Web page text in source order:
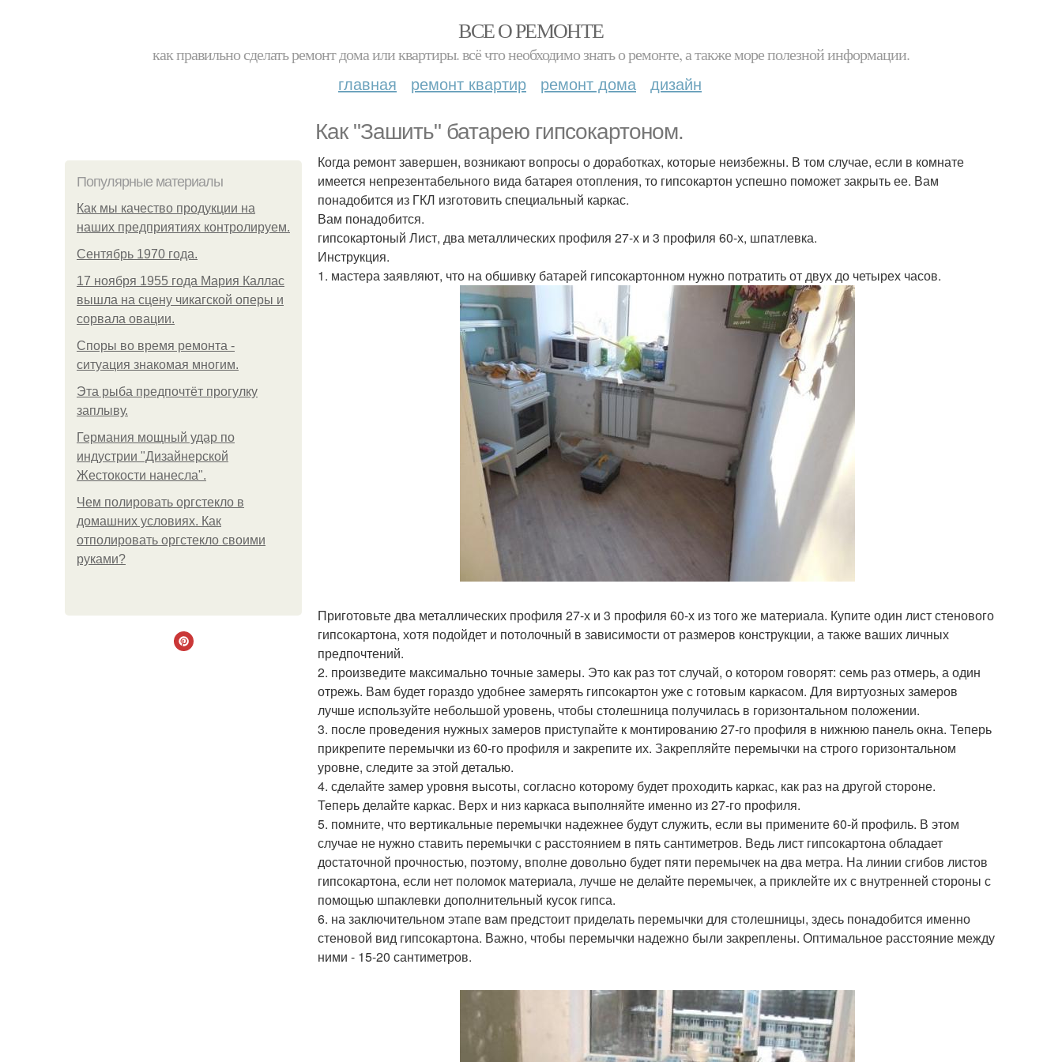
ВСЕ О РЕМОНТЕ
как правильно сделать ремонт дома или квартиры. всё что необходимо знать о ремонте, а также море полезной информации.
главная ремонт квартир ремонт дома дизайн
Как "Зашить" батарею гипсокартоном.
Популярные материалы
Как мы качество продукции на
наших предприятиях контролируем.
Сентябрь 1970 года.
17 ноября 1955 года Мария Каллас
вышла на сцену чикагской оперы и
сорвала овации.
Споры во время ремонта -
ситуация знакомая многим.
Эта рыба предпочтёт прогулку
заплыву.
Германия мощный удар по
индустрии "Дизайнерской
Жестокости нанесла".
Чем полировать оргстекло в
домашних условиях. Как
отполировать оргстекло своими
руками?
Когда ремонт завершен, возникают вопросы о доработках, которые неизбежны. В том случае, если в комнате
имеется непрезентабельного вида батарея отопления, то гипсокартон успешно поможет закрыть ее. Вам
понадобится из ГКЛ изготовить специальный каркас.
Вам понадобится.
гипсокартоный Лист, два металлических профиля 27-х и 3 профиля 60-х, шпатлевка.
Инструкция.
1. мастера заявляют, что на обшивку батарей гипсокартонном нужно потратить от двух до четырех часов.
Приготовьте два металлических профиля 27-х и 3 профиля 60-х из того же материала. Купите один лист стенового
гипсокартона, хотя подойдет и потолочный в зависимости от размеров конструкции, а также ваших личных
предпочтений.
2. произведите максимально точные замеры. Это как раз тот случай, о котором говорят: семь раз отмерь, а один
отрежь. Вам будет гораздо удобнее замерять гипсокартон уже с готовым каркасом. Для виртуозных замеров
лучше используйте небольшой уровень, чтобы столешница получилась в горизонтальном положении.
3. после проведения нужных замеров приступайте к монтированию 27-го профиля в нижнюю панель окна. Теперь
прикрепите перемычки из 60-го профиля и закрепите их. Закрепляйте перемычки на строго горизонтальном
уровне, следите за этой деталью.
4. сделайте замер уровня высоты, согласно которому будет проходить каркас, как раз на другой стороне.
Теперь делайте каркас. Верх и низ каркаса выполняйте именно из 27-го профиля.
5. помните, что вертикальные перемычки надежнее будут служить, если вы примените 60-й профиль. В этом
случае не нужно ставить перемычки с расстоянием в пять сантиметров. Ведь лист гипсокартона обладает
достаточной прочностью, поэтому, вполне довольно будет пяти перемычек на два метра. На линии сгибов листов
гипсокартона, если нет поломок материала, лучше не делайте перемычек, а приклейте их с внутренней стороны с
помощью шпаклевки дополнительный кусок гипса.
6. на заключительном этапе вам предстоит приделать перемычки для столешницы, здесь понадобится именно
стеновой вид гипсокартона. Важно, чтобы перемычки надежно были закреплены. Оптимальное расстояние между
ними - 15-20 сантиметров.